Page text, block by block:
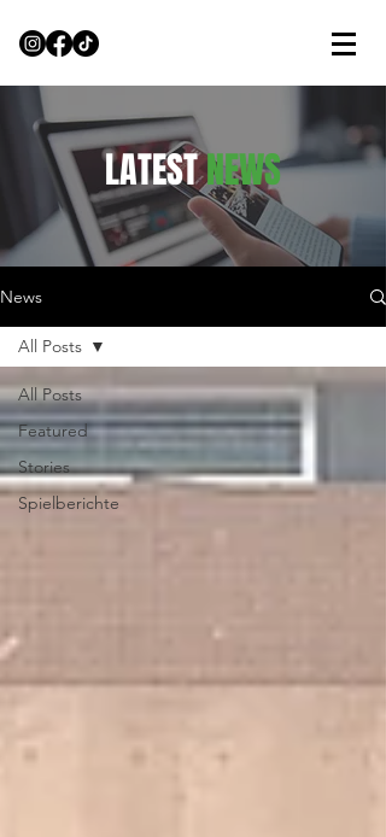
LATESTNEWS
News
All Posts
Featured
Stories
Spielberichte
All Posts